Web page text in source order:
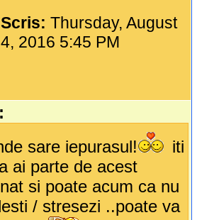
Scris:Thursday, August
4, 2016 5:45 PM
sare iepurasul!
iti
ai parte de acest
si poate acum ca nu
/ stresezi ..poate va